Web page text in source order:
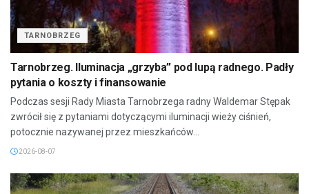
TARNOBRZEG
Tarnobrzeg. Iluminacja „grzyba” pod lupą radnego. Padły
pytania o koszty i finansowanie
Podczas sesji Rady Miasta Tarnobrzega radny Waldemar Stępak
zwrócił się z pytaniami dotyczącymi iluminacji wieży ciśnień,
potocznie nazywanej przez mieszkańców...
2026-08-07